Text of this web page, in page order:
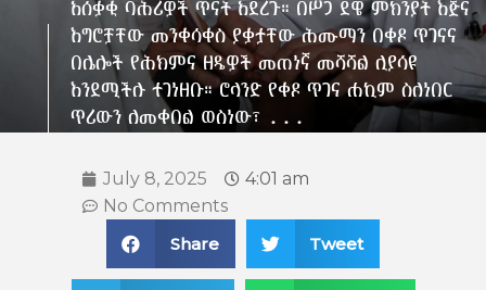
አሰቃቂ ባሕሪዎች ጥናት አደረጉ። በሥጋ ደዌ ምክንያት እጅና
እግሮቻቸው መንቀሳቀስ ያቃታቸው ሕሙማን በቀዶ ጥገናና
በሌሎች የሕክምና ዘዴዎች መጠነኛ መሻሻል ሊያሳዩ
እንደሚችሉ ተገነዘቡ። ሮላንድ የቀዶ ጥገና ሐኪም ስለነበር
ጥሪውን ለመቀበል ወስነው፣ ...
July 8, 2025
4:01 am
No Comments
Share
Tweet